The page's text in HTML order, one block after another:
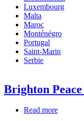
Luxembourg
Malta
Maroc
Monténégro
Portugal
Saint-Marin
Serbie
Brighton
Read more